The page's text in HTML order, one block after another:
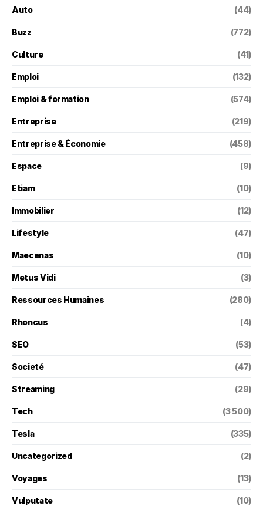
Auto (44)
Buzz (772)
Culture (41)
Emploi (132)
Emploi & formation (574)
Entreprise (219)
Entreprise & Économie (458)
Espace (9)
Etiam (10)
Immobilier (12)
Lifestyle (47)
Maecenas (10)
Metus Vidi (3)
Ressources Humaines (280)
Rhoncus (4)
SEO (53)
Societé (47)
Streaming (29)
Tech (3 500)
Tesla (335)
Uncategorized (2)
Voyages (13)
Vulputate (10)